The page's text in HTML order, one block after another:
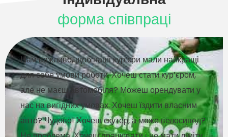
форма співпраці
Нам важливо, щоб наші кур’єри мали найкращі
для себе умови роботи. Хочеш стати кур’єром,
але не маєш автомобіля? Можеш орендувати у
нас на вигідних умовах. Хочеш їздити власним
авто? Чудово! Хочеш скутер, а може велосипед?